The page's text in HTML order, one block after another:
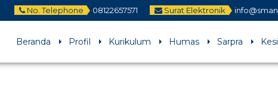
No. Telephone 08122657571 Surat Elektronik
Beranda Profil Kurikulum Humas Sarpra